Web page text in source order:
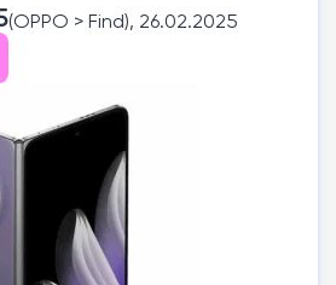
(OPPO > Find), 26.02.2025